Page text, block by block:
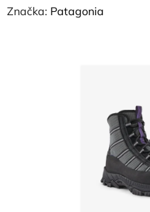
hodnocení
Značka: Patagonia